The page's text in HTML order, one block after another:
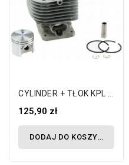
125,90 zł
DODAJ DO KOSZYKA